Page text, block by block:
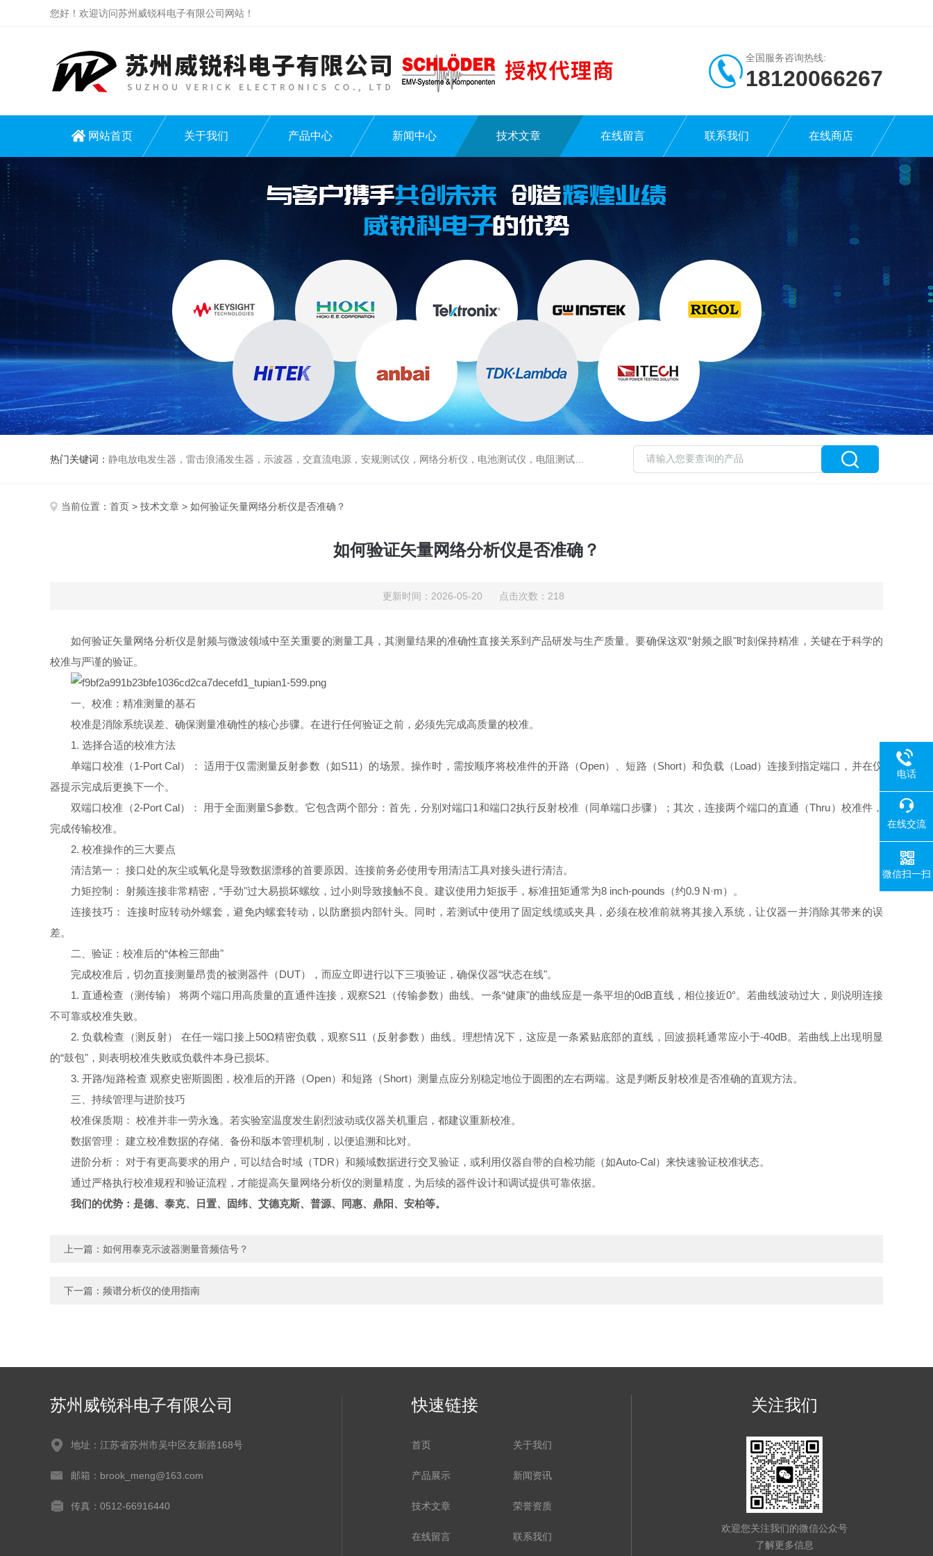
您好！欢迎访问苏州威锐科电子有限公司网站！
全国服务咨询热线:
18120066267
网站首页 关于我们 产品中心 新闻中心 技术文章 在线留言 联系我们 在线商店
热门关键词： 静电放电发生器，雷击浪涌发生器，示波器，交直流电源，安规测试仪，网络分析仪，电池测试仪，电阻测试仪，数据采集仪
当前位置： 首页 > 技术文章 > 如何验证矢量网络分析仪是否准确？
如何验证矢量网络分析仪是否准确？
更新时间：2026-05-20 点击次数：218
如何验证矢量网络分析仪是射频与微波领域中至关重要的测量工具，其测量结果的准确性直接关系到产品研发与生产质量。要确保这双“射频之眼"时刻保持精准，关键在于科学的
校准与严谨的验证。
一、校准：精准测量的基石
校准是消除系统误差、确保测量准确性的核心步骤。在进行任何验证之前，必须先完成高质量的校准。
1. 选择合适的校准方法
单端口校准（1-Port Cal）： 适用于仅需测量反射参数（如S11）的场景。操作时，需按顺序将校准件的开路（Open）、短路（Short）和负载（Load）连接到指定端口，并在仪
器提示完成后更换下一个。
双端口校准（2-Port Cal）： 用于全面测量S参数。它包含两个部分：首先，分别对端口1和端口2执行反射校准（同单端口步骤）；其次，连接两个端口的直通（Thru）校准件，
完成传输校准。
2. 校准操作的三大要点
清洁第一： 接口处的灰尘或氧化是导致数据漂移的首要原因。连接前务必使用专用清洁工具对接头进行清洁。
力矩控制： 射频连接非常精密，“手劲"过大易损坏螺纹，过小则导致接触不良。建议使用力矩扳手，标准扭矩通常为8 inch-pounds（约0.9 N·m）。
连接技巧： 连接时应转动外螺套，避免内螺套转动，以防磨损内部针头。同时，若测试中使用了固定线缆或夹具，必须在校准前就将其接入系统，让仪器一并消除其带来的误
差。
二、验证：校准后的“体检三部曲"
完成校准后，切勿直接测量昂贵的被测器件（DUT），而应立即进行以下三项验证，确保仪器“状态在线"。
1. 直通检查（测传输） 将两个端口用高质量的直通件连接，观察S21（传输参数）曲线。一条“健康"的曲线应是一条平坦的0dB直线，相位接近0°。若曲线波动过大，则说明连接
不可靠或校准失败。
2. 负载检查（测反射） 在任一端口接上50Ω精密负载，观察S11（反射参数）曲线。理想情况下，这应是一条紧贴底部的直线，回波损耗通常应小于-40dB。若曲线上出现明显
的“鼓包"，则表明校准失败或负载件本身已损坏。
3. 开路/短路检查 观察史密斯圆图，校准后的开路（Open）和短路（Short）测量点应分别稳定地位于圆图的左右两端。这是判断反射校准是否准确的直观方法。
三、持续管理与进阶技巧
校准保质期： 校准并非一劳永逸。若实验室温度发生剧烈波动或仪器关机重启，都建议重新校准。
数据管理： 建立校准数据的存储、备份和版本管理机制，以便追溯和比对。
进阶分析： 对于有更高要求的用户，可以结合时域（TDR）和频域数据进行交叉验证，或利用仪器自带的自检功能（如Auto-Cal）来快速验证校准状态。
通过严格执行校准规程和验证流程，才能提高矢量网络分析仪的测量精度，为后续的器件设计和调试提供可靠依据。
我们的优势：是德、泰克、日置、固纬、艾德克斯、普源、同惠、鼎阳、安柏等。
上一篇： 如何用泰克示波器测量音频信号？
下一篇： 频谱分析仪的使用指南
苏州威锐科电子有限公司
地址：江苏省苏州市吴中区友新路168号
邮箱：brook_meng@163.com
传真：0512-66916440
快速链接
首页 关于我们
产品展示 新闻资讯
技术文章 荣誉资质
在线留言 联系我们
关注我们
欢迎您关注我们的微信公众号
了解更多信息
电话
在线交流
微信扫一扫